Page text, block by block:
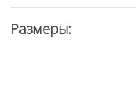
Размеры: